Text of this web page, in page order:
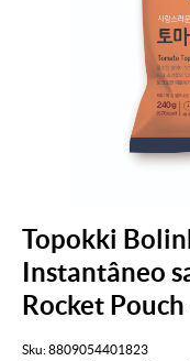
Topokki
Instantâneo
Rocket
Sku:8809054401823